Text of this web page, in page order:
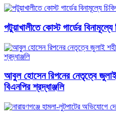
পটুয়াখালীতে কোস্ট গার্ডের
আবু্ল হোসেন রিপনের নেতৃত্বে জুলাই
বিএনপির শ্রদ্ধাঞ্জলি